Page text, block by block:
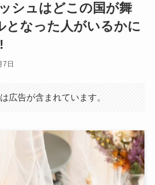
シュはどこの国が舞
となった人がいるかに
7日
広告が含まれています。